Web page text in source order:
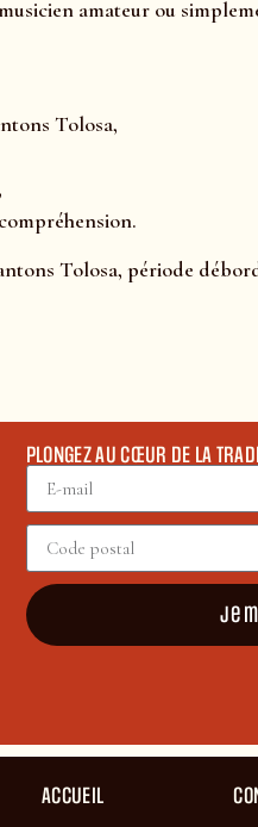
amateur ou
Tolosa,
Tolosa, période
PLONGEZ AU CŒUR DE LA
Je
ACCUEIL